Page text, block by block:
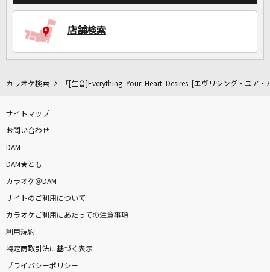
店舗検索
カラオケ検索 「[生音]Everything Your Heart Desires [エヴリシング・ユア・
サイトマップ
お問い合わせ
DAM
DAM★とも
カラオケ＠DAM
サイトのご利用について
カラオケご利用にあたっての注意事項
利用規約
特定商取引法に基づく表示
プライバシーポリシー